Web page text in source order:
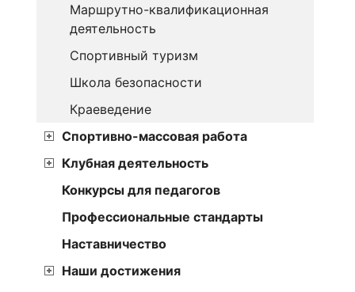
Маршрутно-квалификационная
деятельность
Спортивный туризм
Школа безопасности
Краеведение
Спортивно-массовая работа
Клубная деятельность
Конкурсы для педагогов
Профессиональные стандарты
Наставничество
Наши достижения